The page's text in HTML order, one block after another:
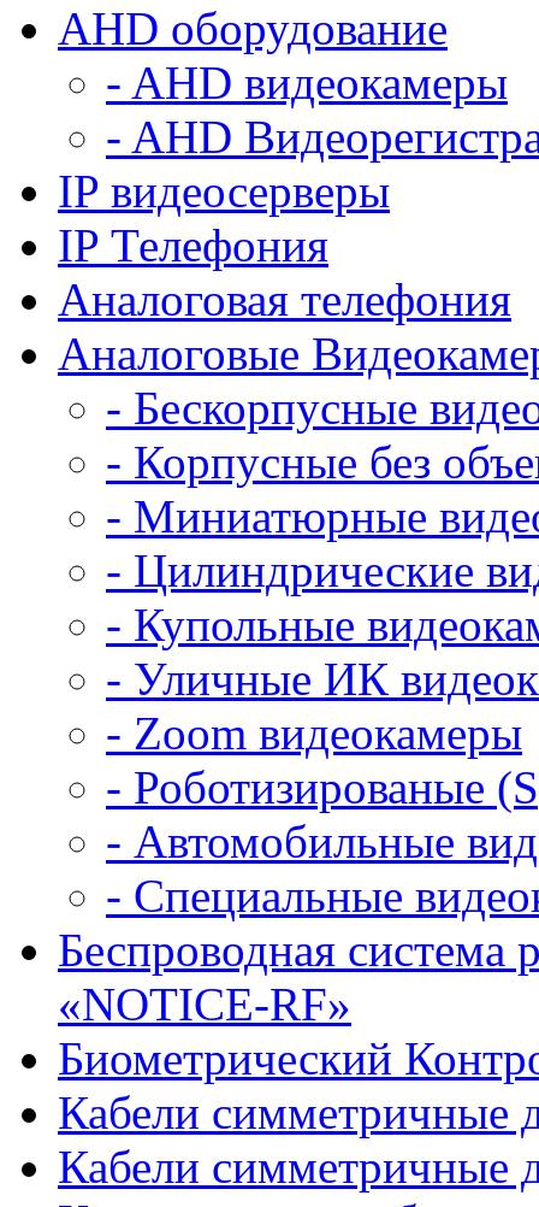
AHD оборудование
- AHD видеокамеры
- AHD
IP видеосерверы
IP Телефония
Аналоговая телефония
Аналоговые
- Бескорпусные
- Корпусные без
- Миниатюрные
- Цилиндрические
- Купольные
- Уличные ИК
- Zoom видеокамеры
- Роботизированые
- Автомобильные
- Специальные
Беспроводная система
«NOTICE-RF»
Биометрический
Кабели симметричные
Кабели симметричные